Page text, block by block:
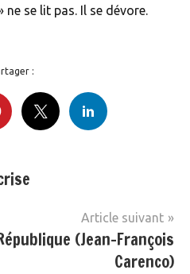
se lit pas. Il se dévore.
:
Article suivant
(Jean-François
Carenco)